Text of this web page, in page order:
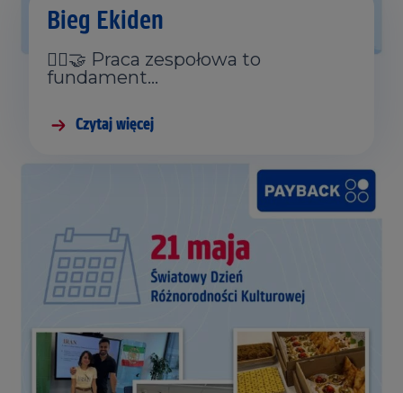
Bieg Ekiden
🏃‍♂️🤝 Praca zespołowa to
fundament…
Czytaj więcej